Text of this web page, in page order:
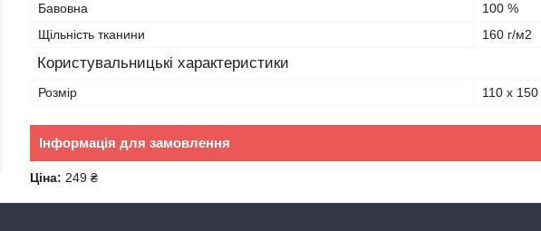
Бавовна
100 %
Щільність тканини
160 г/м2
Користувальницькі характеристики
Розмір 110 х
Інформація для замовлення
Ціна: 249 ₴